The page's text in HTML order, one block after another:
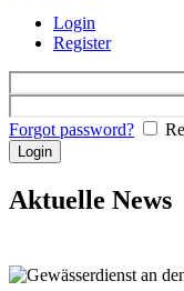
Login
Register
Forgot password?
Aktuelle News